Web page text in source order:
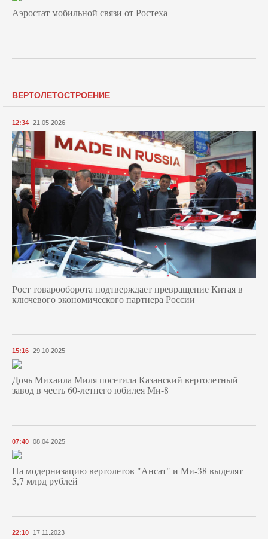
Аэростат мобильной связи от Ростеха
ВЕРТОЛЕТОСТРОЕНИЕ
12:34 21.05.2026
Рост товарооборота подтверждает превращение Китая в
ключевого экономического партнера России
15:16 29.10.2025
Дочь Михаила Миля посетила Казанский вертолетный
завод в честь 60-летнего юбилея Ми-8
07:40 08.04.2025
На модернизацию вертолетов "Ансат" и Ми-38 выделят
5,7 млрд рублей
22:10 17.11.2023